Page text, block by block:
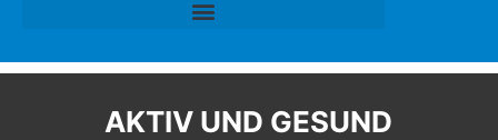
AKTIV UND GESUND